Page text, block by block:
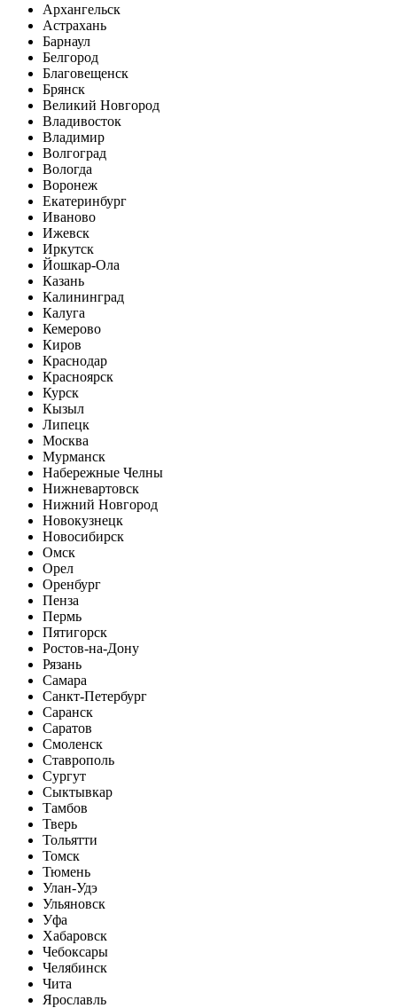
Архангельск
Астрахань
Барнаул
Белгород
Благовещенск
Брянск
Великий Новгород
Владивосток
Владимир
Волгоград
Вологда
Воронеж
Екатеринбург
Иваново
Ижевск
Иркутск
Йошкар-Ола
Казань
Калининград
Калуга
Кемерово
Киров
Краснодар
Красноярск
Курск
Кызыл
Липецк
Москва
Мурманск
Набережные Челны
Нижневартовск
Нижний Новгород
Новокузнецк
Новосибирск
Омск
Орел
Оренбург
Пенза
Пермь
Пятигорск
Ростов-на-Дону
Рязань
Самара
Санкт-Петербург
Саранск
Саратов
Смоленск
Ставрополь
Сургут
Сыктывкар
Тамбов
Тверь
Тольятти
Томск
Тюмень
Улан-Удэ
Ульяновск
Уфа
Хабаровск
Чебоксары
Челябинск
Чита
Ярославль